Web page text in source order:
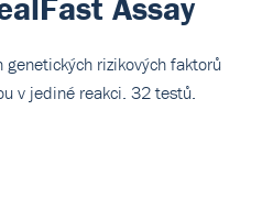
Assay
genetických rizikových faktorů
v jediné reakci. 32 testů.